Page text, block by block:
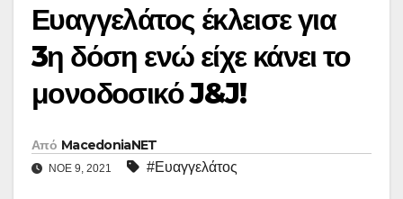
Ευαγγελάτος έκλεισε για
3η δόση ενώ είχε κάνει το
μονοδοσικό J&J!
Από MacedoniaNET
ΝΟΈ 9, 2021 #Ευαγγελάτος